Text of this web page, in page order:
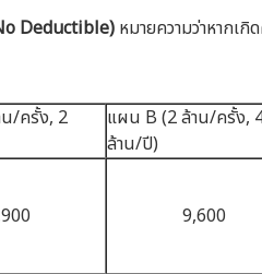
Deductible) หมายความว่าหากเ
/ครั้ง, 2
แผน B (2 ล้าน/ครั้ง,
ล้าน/ปี)
9,600